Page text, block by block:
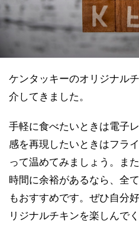
ケンタッキーのオリジナル
介してきました。
手軽に食べたいときは電子
感を再現したいときはフラ
って温めてみましょう。ま
時間に余裕があるなら、全
もおすすめです。ぜひ自分
リジナルチキンを楽しんでく